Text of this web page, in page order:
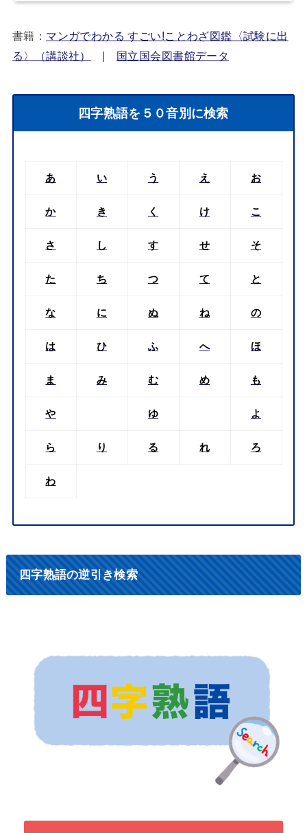
書籍： マンガでわかる すごい!ことわざ図鑑〈試験に出
る〉（講談社）
| 国立国会図書館データ
四字熟語を５０音別に検索
あ い う え お
か き く け こ
さ し す せ そ
た ち つ て と
な に ぬ ね の
は ひ ふ へ ほ
ま み む め も
や ゆ よ
ら り る れ ろ
わ
四字熟語の逆引き検索